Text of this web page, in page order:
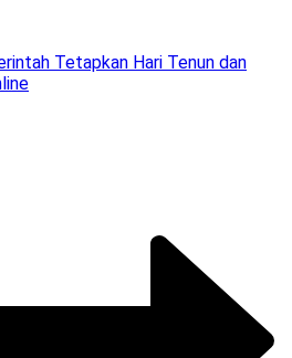
Tetapkan Hari Tenun dan